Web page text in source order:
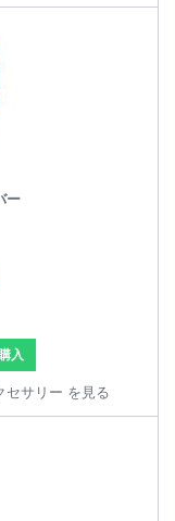
ー
入
セサリー を見る